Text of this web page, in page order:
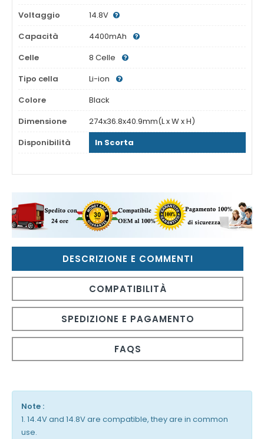
Voltaggio
14.8V
Capacità
4400mAh
Celle
8 Celle
Tipo cella
Li-ion
Colore
Black
Dimensione
274x36.8x40.9mm(L x W x H)
Disponibilità
In Scorta
DESCRIZIONE E COMMENTI
COMPATIBILITÀ
SPEDIZIONE E PAGAMENTO
FAQS
Note :
1. 14.4V and 14.8V are compatible, they are in common
use.